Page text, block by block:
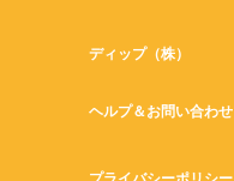
ディップ（株）
ヘルプ＆お問い合わせ